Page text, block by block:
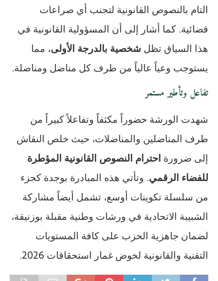
التام بالنصوص القانونية لتجنب أي صراعات
قضائية. كما أشار إلى أن المسؤولية القانونية في
هذا السياق تظل شخصية بالدرجة الأولى، مما
يستوجب وعياً عالياً من طرف كل مناضل ومناضلة.
تفاعل وتأطير مستمر
شهدت الورشة حضوراً مكثفاً وتفاعلاً كبيراً من
طرف المناضلين والمناضلات، حيث خلص النقاش
إلى ضرورة احترام النصوص القانونية المؤطرة
للفضاء الرقمي. وتأتي هذه المبادرة بوجدة كجزء
من سلسلة تكوينات أوسع، تشمل أيضاً مشاركة
الشبيبة الاتحادية في ورشات وطنية مقبلة بوزنيقة،
لضمان جاهزية الحزب على كافة المستويات
التقنية والقانونية لخوض غمار استحقاقات 2026.